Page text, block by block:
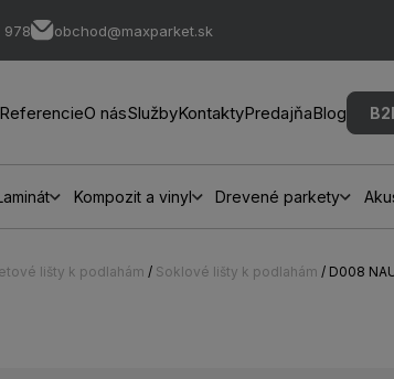
978 obchod@maxparket.sk
ReferencieO násSlužbyKontaktyPredajňaBlog
Kompozit a vinyl Drevené parkety
lišty k podlahám / Soklové lišty k podlahám / D008